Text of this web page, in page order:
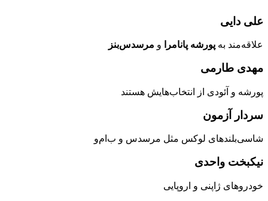
علی دایی
علاقه‌مند به پورشه پانامرا و مرسدس‌بنز
مهدی طارمی
پورشه و آئودی از انتخاب‌هایش هستند
سردار آزمون
شاسی‌بلندهای لوکس مثل مرسدس و ب‌ام‌و
نیکبخت واحدی
خودروهای ژاپنی و اروپایی